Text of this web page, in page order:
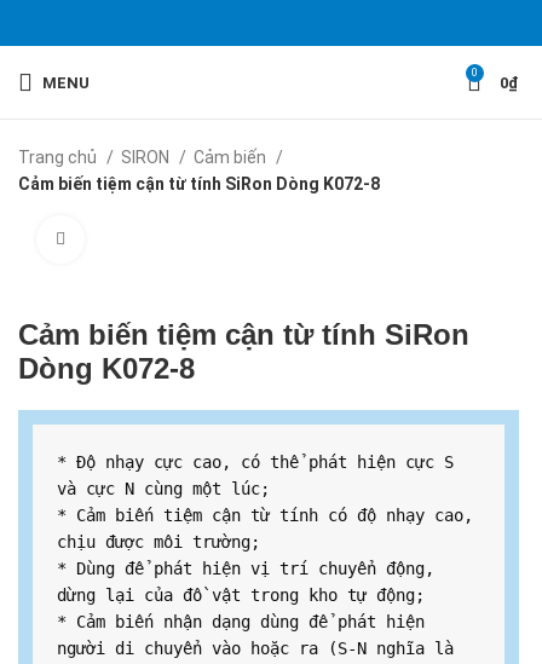
MENU
0
0₫
Trang chủ SIRON
Cảm biến
Cảm biến tiệm cận từ tính SiRon Dòng K072-8
Cảm biến tiệm cận từ tính SiRon
Dòng K072-8
* Độ nhạy cực cao, có thể phát hiện cực S
và cực N cùng một lúc;
* Cảm biến tiệm cận từ tính có độ nhạy cao,
chịu được môi trường;
* Dùng để phát hiện vị trí chuyển động,
dừng lại của đồ vật trong kho tự động;
* Cảm biến nhận dạng dùng để phát hiện
người di chuyển vào hoặc ra (S-N nghĩa là